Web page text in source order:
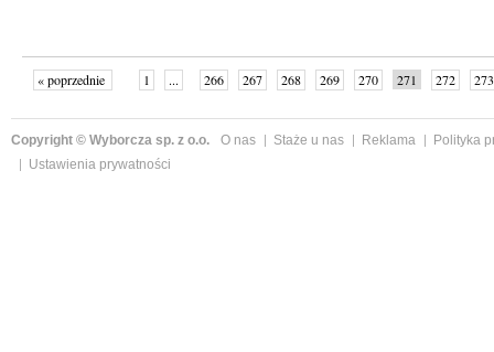
« poprzednie 1 ... 266 267 268 269 270 271 272
273
Copyright © Wyborcza sp. z o.o. O nas Staże u nas Reklama
Polityka
Ustawienia prywatności